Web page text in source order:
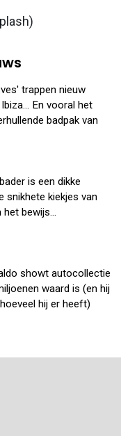
trappen nieuw
En vooral het
badpak van
is een dikke
snikhete kiekjes van
bewijs...
showt autocollectie
waard is (en hij
hij er heeft)